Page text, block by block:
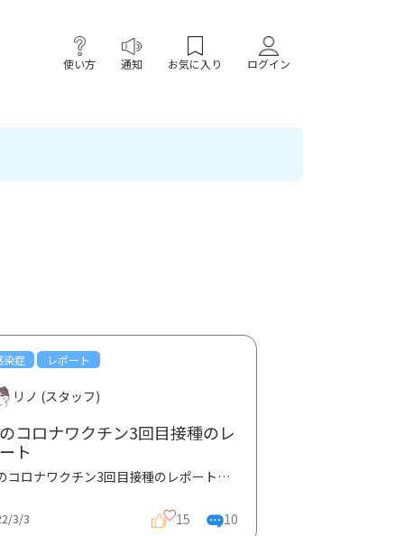
使い方 通知 お気に入り ログイン
染症 レポート
リノ (スタッフ)
コロナワクチン3回目接種のレ
ト
私のコロナワクチン3回目接種のレポートをお届けします。まずは、ワクチンの副反応は個人差があると言わ...
3/3 15 10